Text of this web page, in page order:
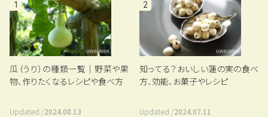
1
瓜（うり）の種類一覧｜野菜や果
物、作りたくなるレシピや食べ方
Updated /2024.08.13
2
知ってる？おいしい蓮の実の食べ
方、効能、お菓子やレシピ
Updated /2024.07.11